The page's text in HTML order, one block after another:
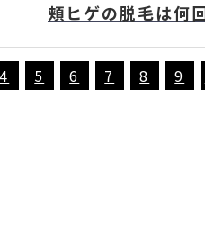
頬ヒゲの脱毛は何
4 5 6 7 8 9